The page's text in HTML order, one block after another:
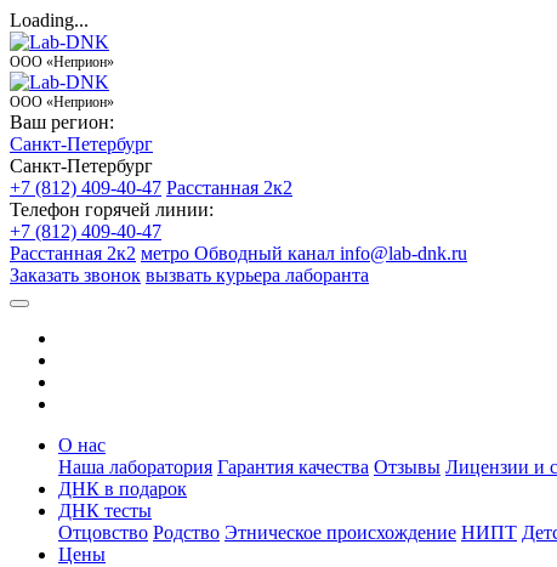
Loading...
ООО «Неприон»
ООО «Неприон»
Ваш регион:
Санкт-Петербург
Санкт-Петербург
+7 (812) 409-40-47 Расстанная 2к2
Телефон горячей линии:
+7 (812) 409-40-47
Расстанная 2к2 метро Обводный канал info@lab-dnk.ru
Заказать звонок вызвать курьера лаборанта
О нас
Наша лаборатория Гарантия качества Отзывы Лицензии и
ДНК в подарок
ДНК тесты
Отцовство Родство Этническое происхождение НИПТ
Цены